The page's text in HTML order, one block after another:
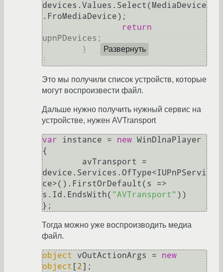
devices.Values.Select(MediaDevice
.FroMediaDevice);
return
upnPDevices;
Развернуть
Это мы получили список устройств, которые
могут воспроизвести файл.
Дальше нужно получить нужный сервис на
устройстве, нужен AVTransport
var instance = new WinDlnaPlayer
{
device.Services.OfType<IUPnPServi
ce>().FirstOrDefault(s =>
s.Id.EndsWith( "AVTransport" ))
Тогда можно уже воспроизводить медиа
файл.
object vOutActionArgs = new
object [2];